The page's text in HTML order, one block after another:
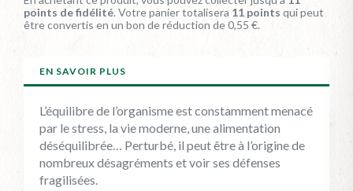
points de fidélité. Votre panier totalisera 11 points qui peut
être convertis en un bon de réduction de0,55 €.
EN SAVOIR PLUS
L’équilibre de l’organisme est constamment menacé
par le stress, la vie moderne, une alimentation
déséquilibrée… Perturbé, il peut être à l’origine de
nombreux désagréments et voir ses défenses
fragilisées.